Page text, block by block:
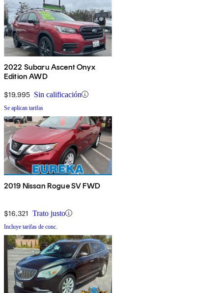
2022 Subaru Ascent Onyx
Edition AWD
$19,995 Sin calificación
Se aplican tarifas
2019 Nissan Rogue SV FWD
$16,321 Trato justo
Incluye tarifas de conc.